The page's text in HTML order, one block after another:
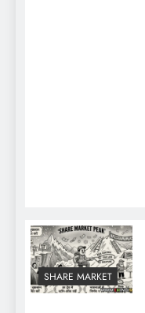
SHARE MARKET